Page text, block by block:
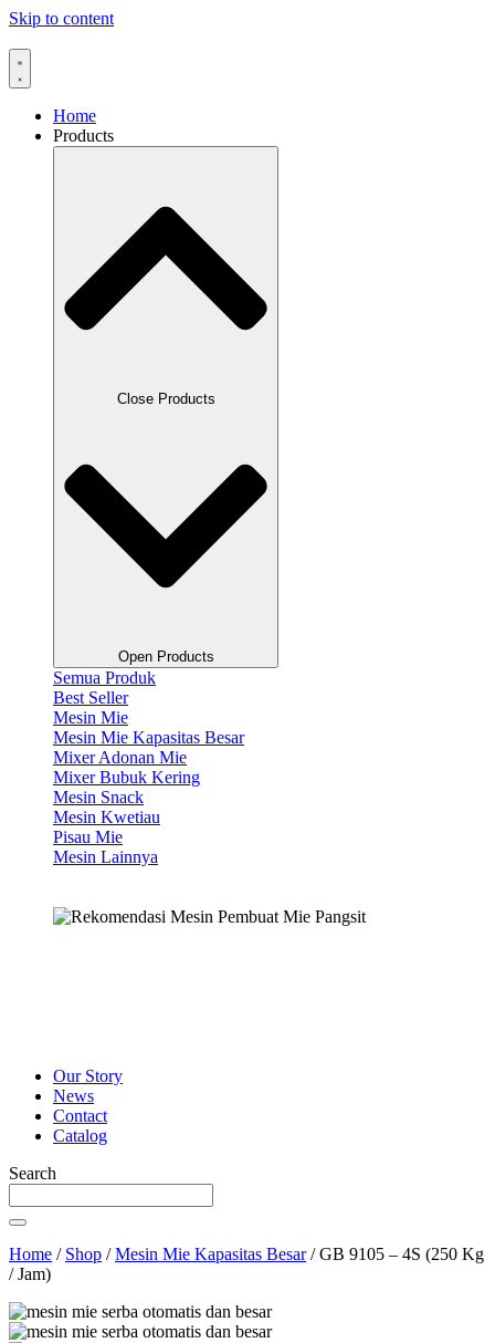
Skip to content
Home
Products
Close Products
Open Products
Semua Produk
Best Seller
Mesin Mie
Mesin Mie Kapasitas Besar
Mixer Adonan Mie
Mixer Bubuk Kering
Mesin Snack
Mesin Kwetiau
Pisau Mie
Mesin Lainnya
Our Story
News
Contact
Catalog
Search
Home / Shop /Mesin Mie Kapasitas Besar/GB 9105 – 4S (250 Kg
/ Jam)